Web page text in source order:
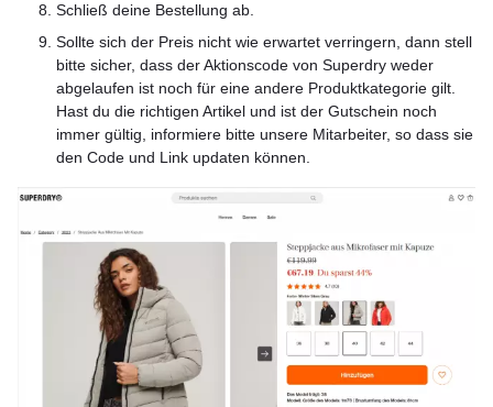
Schließ deine Bestellung ab.
Sollte sich der Preis nicht wie erwartet verringern, dann stell
bitte sicher, dass der Aktionscode von Superdry weder
abgelaufen ist noch für eine andere Produktkategorie gilt.
Hast du die richtigen Artikel und ist der Gutschein noch
immer gültig, informiere bitte unsere Mitarbeiter, so dass sie
den Code und Link updaten können.